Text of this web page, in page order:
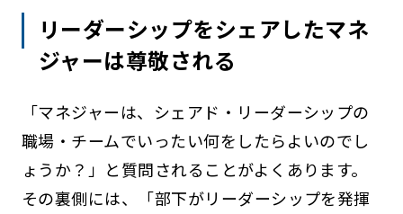
リーダーシップをシェアしたマネ
ジャーは尊敬される
「マネジャーは、シェアド・リーダーシップの
職場・チームでいったい何をしたらよいのでし
ょうか？」と質問されることがよくあります。
その裏側には、「部下がリーダーシップを発揮